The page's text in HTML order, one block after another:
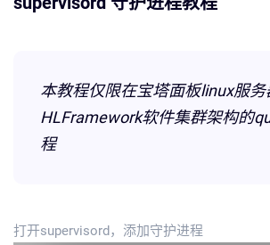
本教程仅限在宝塔面板linux服
HLFramework软件集群架构的
程
打开supervisord，添加守护进程